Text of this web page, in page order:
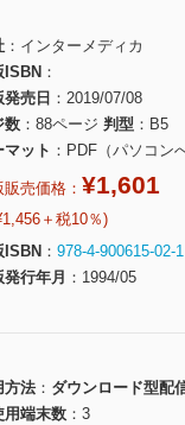
インターメディカ
ISBN
発売日
2019/07/08
数
88ページ 判型
B5
マット
PDF（パソコン
売価格： ¥1,601
＋税10％)
ISBN
978-4-900615-02-1
発行年月
1994/05
方法
ダウンロード型配
用端末数
3